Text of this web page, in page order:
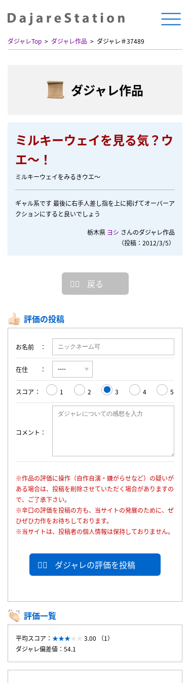
ダジャレTop ダジャレ作品 ダジャレ＃37489
ダジャレ作品
ミルキーウェイを見る気？ウ
エ〜！
ミルキーウェイをみるきウエ〜
ギャル系です 最後に右手人差し指を上に掲げてオーバーア
クションにすると良いでしょう
栃木県 ヨシ さんのダジャレ作品
（投稿：2012/3/5）
戻る
評価の投稿
お名前
在住
スコア 1 2 3 4 5
コメント
※作品の評価に操作（自作自演・嫌がらせなど）の疑いが
ある場合は、投稿を削除させていただく場合がありますの
で、ご了承下さい。
※辛口の評価を投稿の方も、当サイトの発展のために、ぜ
ひぜひ力作をお待ちしております。
※当サイトは、投稿者の個人情報は保持しておりません。
ダジャレの評価を投稿
評価一覧
平均スコア：
3.00 （1）
ダジャレ偏差値：54.1